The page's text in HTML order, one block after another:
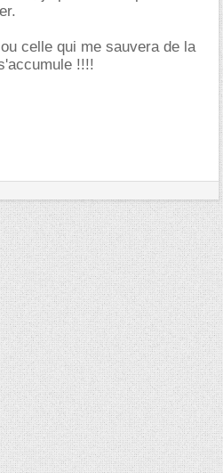
celle qui me sauvera de la
!!!!